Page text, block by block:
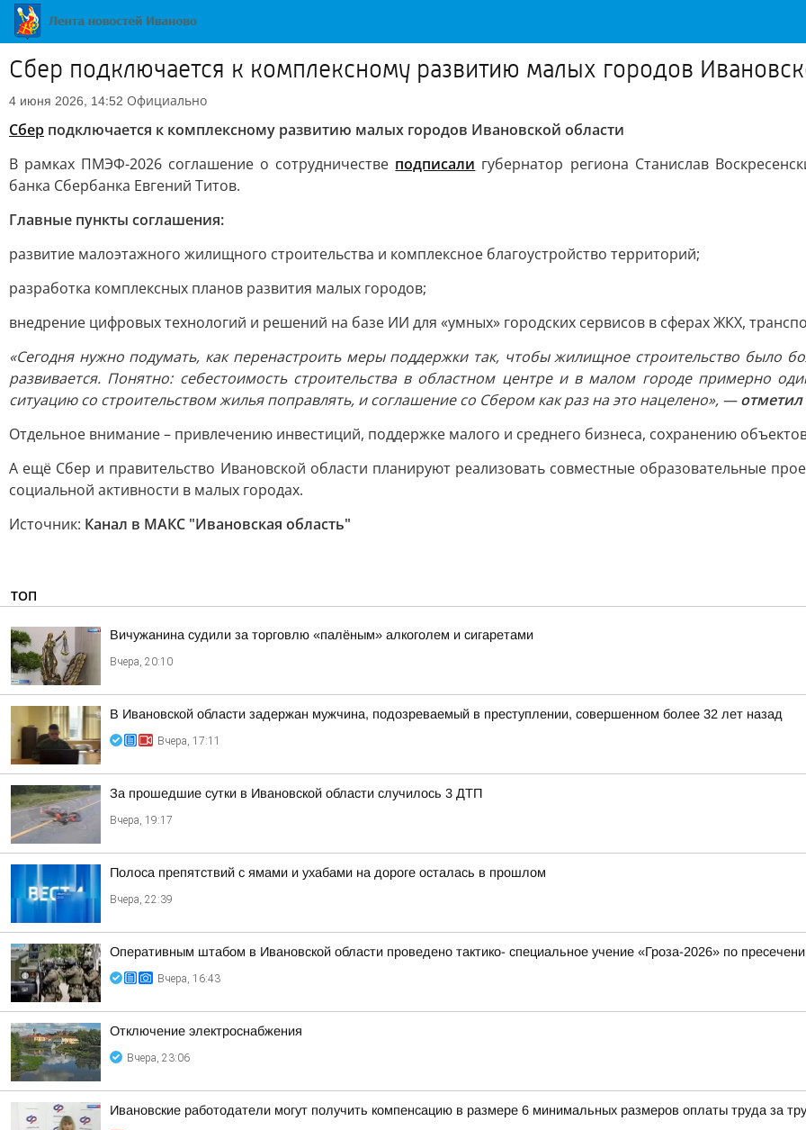
Сбер подключается к комплексному развитию малых городов
4 июня 2026, 14:52 Официально
Сбер подключается к комплексному развитию малых городов Ивановской области
В рамках ПМЭФ-2026 соглашение о сотрудничестве подписали губернатор региона Станислав
банка Сбербанка Евгений Титов.
Главные пункты соглашения:
развитие малоэтажного жилищного строительства и комплексное благоустройство территорий;
разработка комплексных планов развития малых городов;
внедрение цифровых технологий и решений на базе ИИ для «умных» городских сервисов в сферах ЖКХ,
«Сегодня нужно подумать, как перенастроить меры поддержки так, чтобы жилищное строительство было
развивается. Понятно: себестоимость строительства в областном центре и в малом городе примерно
ситуацию со строительством жилья поправлять, и соглашение со Сбером как раз на это нацелено», —отметил
Отдельное внимание – привлечению инвестиций, поддержке малого и среднего бизнеса, сохранению
А ещё Сбер и правительство Ивановской области планируют реализовать совместные образовательные
социальной активности в малых городах.
Источник: Канал в МАКС "Ивановская область"
ТОП
Вичужанина судили за торговлю «палёным» алкоголем и сигаретами
Вчера, 20:10
В Ивановской области задержан мужчина, подозреваемый в преступлении, совершенном более 32 лет назад
Вчера, 17:11
За прошедшие сутки в Ивановской области случилось 3 ДТП
Вчера, 19:17
Полоса препятствий с ямами и ухабами на дороге осталась в прошлом
Вчера, 22:39
Оперативным штабом в Ивановской области проведено тактико- специальное учение «Гроза-2026» по
Вчера, 16:43
Отключение электроснабжения
Вчера, 23:06
Ивановские работодатели могут получить компенсацию в размере 6 минимальных размеров оплаты труда за